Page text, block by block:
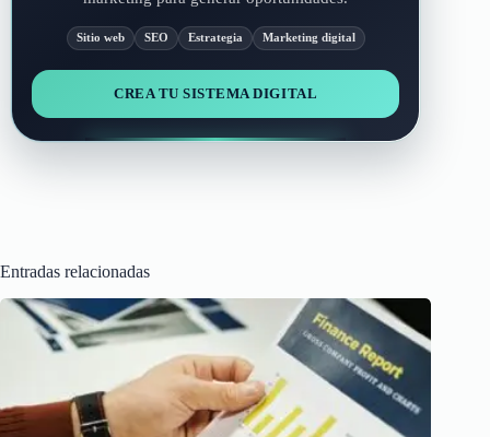
Sitio web SEO Estrategia Marketing digital
CREA TU SISTEMA DIGITAL
Entradas relacionadas